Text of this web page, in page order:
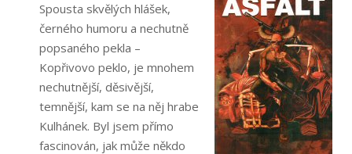
Spousta skvělých hlášek,
černého humoru a nechutně
popsaného pekla –
Kopřivovo peklo, je mnohem
nechutnější, děsivější,
temnější, kam se na něj hrabe
Kulhánek. Byl jsem přímo
fascinován, jak může někdo